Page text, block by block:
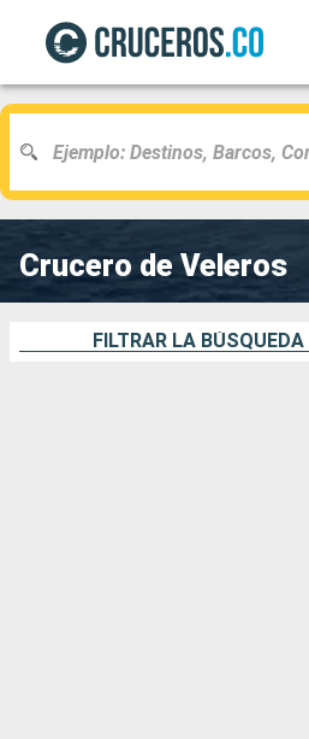
Crucero de Veleros
FILTRAR LA BÚSQUEDA